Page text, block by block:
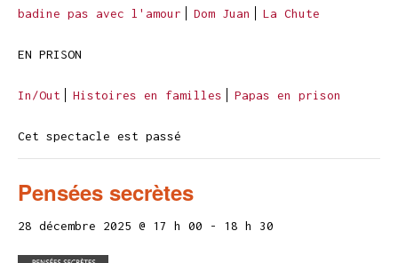
badine pas avec l'amour
Dom Juan La Chute
EN PRISON
In/Out Histoires en familles Papas en prison
Cet spectacle est passé
Pensées secrètes
28 décembre 2025 @ 17 h 00 - 18 h 30